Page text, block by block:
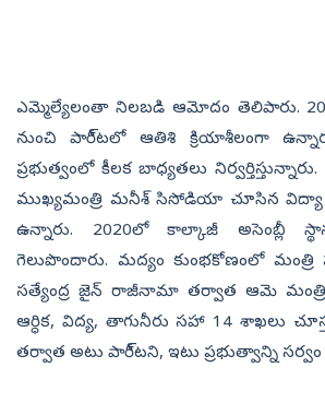
ఎమ్మెల్యేలంతా నిలబడి ఆమోదం తెలిపారు.
నుంచి పారీ్టలో ఆతిశి క్రియాశీలంగా
ప్రభుత్వంలో కీలక బాధ్యతలు
ముఖ్యమంత్రి మనీశ్‌ సిసోడియా చూసిన
ఉన్నారు. 2020లో కాల్కాజీ అసెంబ్లీ
గెలుపొందారు. మద్యం కుంభకోణంలో
సత్యేంద్ర జైన్‌ రాజీనామా తర్వాత ఆమె
ఆర్ధిక, విద్య, తాగునీరు సహా 14 శాఖలు
తర్వాత అటు పారీ్టని, ఇటు ప్రభుత్వాన్ని